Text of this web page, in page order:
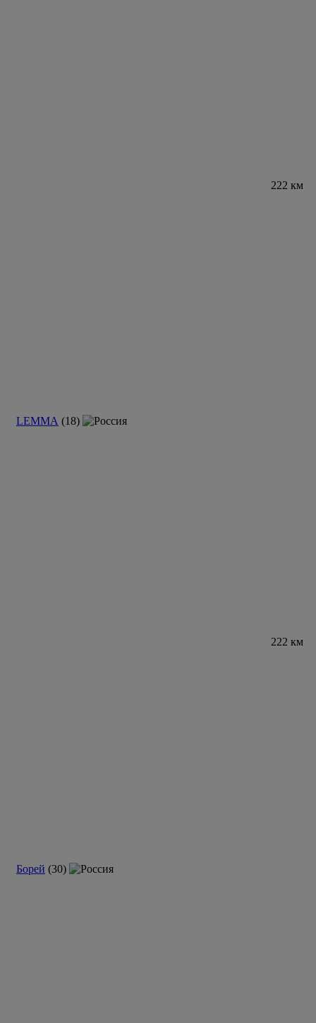
222 км
LEMMA (18)
222 км
Борей (30)